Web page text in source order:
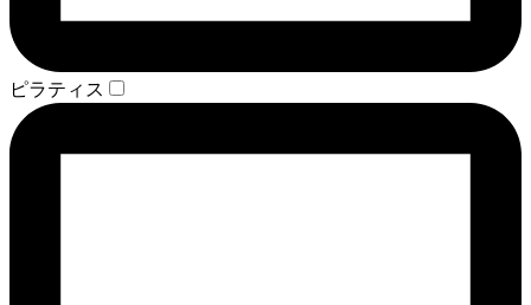
ピラティス